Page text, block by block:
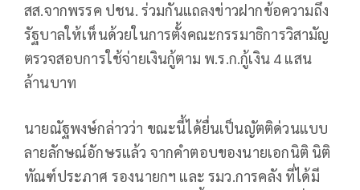
สส.จากพรรค ปชน. ร่วมกันแถลงข่าวฝากข้อความถึง
รัฐบาลให้เห็นด้วยในการตั้งคณะกรรมาธิการวิสามัญ
ตรวจสอบการใช้จ่ายเงินกู้ตาม พ.ร.ก.กู้เงิน 4 แสน
ล้านบาท
นายณัฐพงษ์กล่าวว่า ขณะนี้ได้ยื่นเป็นญัตติด่วนแบบ
ลายลักษณ์อักษรแล้ว จากคำตอบของนายเอกนิติ นิติ
ทัณฑ์ประภาศ รองนายกฯ และ รมว.การคลัง ที่ได้มี